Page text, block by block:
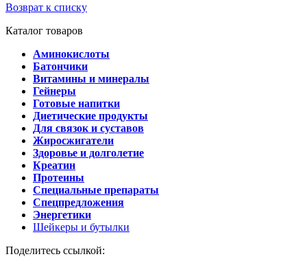
Возврат к списку
Каталог товаров
Аминокислоты
Батончики
Витамины и минералы
Гейнеры
Готовые напитки
Диетические продукты
Для связок и суставов
Жиросжигатели
Здоровье и долголетие
Креатин
Протеины
Специальные препараты
Спецпредложения
Энергетики
Шейкеры и бутылки
Поделитесь ссылкой: